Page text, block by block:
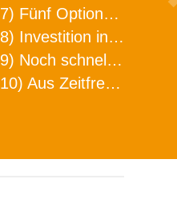
7) Fünf Optionen, wie man Zeitfresser in Effizienz umwandelt
8) Investition in Fellbach mit nachhaltiger Logistik und Lagerfläche
9) Noch schnellere Lieferung
10) Aus Zeitfressern wird Effizienz